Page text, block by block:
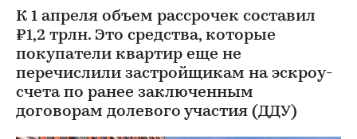
К 1 апреля объем рассрочек составил
₽1,2 трлн. Это средства, которые
покупатели квартир еще не
перечислили застройщикам на эскроу-
счета по ранее заключенным
договорам долевого участия (ДДУ)